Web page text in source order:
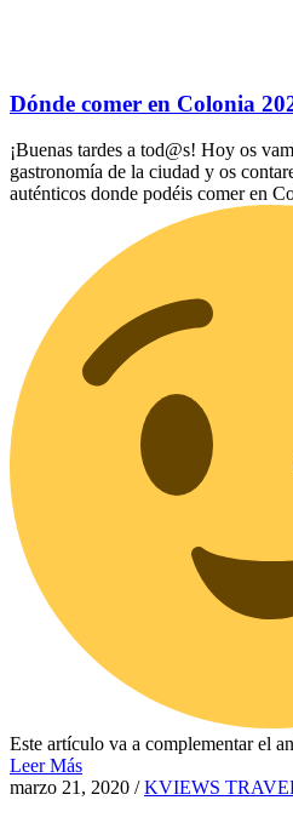
Dónde comer en Colonia
¡Buenas tardes a tod@s! Hoy os
gastronomía de la ciudad y os
auténticos donde podéis comer en
Este artículo va a complementar el
Leer Más
marzo 21, 2020 /KVIEWS